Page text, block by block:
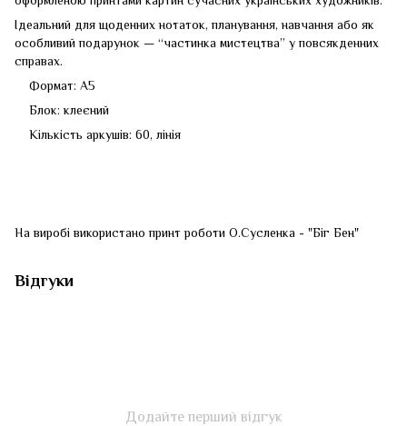
Ідеальний для щоденних нотаток, планування, навчання або як
особливий подарунок — “частинка мистецтва” у повсякденних
справах.
Формат: A5
Блок: клеєний
Кількість аркушів: 60, лінія
На виробі використано принт роботи О.Сусленка - "Біг Бен"
Відгуки
Додайте перший відгук